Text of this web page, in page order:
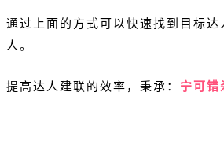
通过上面的方式可以快速找到目标
人。
提高达人建联的效率，秉承： 宁可错